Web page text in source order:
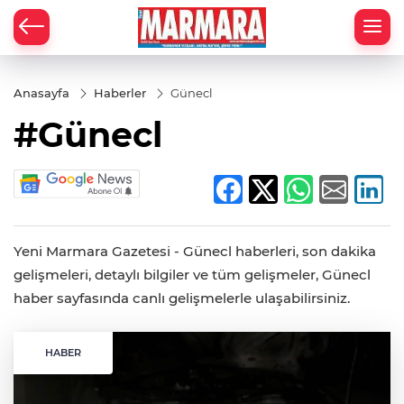
Anasayfa Haberler Günecl
#Günecl
Yeni Marmara Gazetesi - Günecl haberleri, son dakika
gelişmeleri, detaylı bilgiler ve tüm gelişmeler, Günecl
haber sayfasında canlı gelişmelerle ulaşabilirsiniz.
HABER